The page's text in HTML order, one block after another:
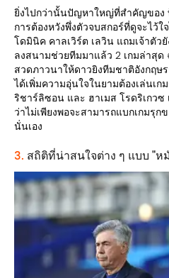
ยิ่งไปกว่านั้นปัญหาใหญ่ที่สำคัญของ
การต้องหวังพึ่งตัวจบสกอร์ที่ดูจะไว้ใ
โดมินิค คาลเวิร์ต เลวิน แถมเจ้าตัว
ลงสนามช่วยทีมมาแล้ว 2 เกมล่าสุ
สวดภาวนาให้ดาวยิงทีมชาติอังกฤษ
ได้เพิ่มความอุ่นใจในยามต้องเล่นเ
ริชาร์ลิซอน และ ฮาเมส โรดริเกว
ว่าไม่เพียงพอจะสามารถแบกเกมรุก
นั่นเอง
3. สถิติที่น่าสนใจต่าง ๆ แบบ "